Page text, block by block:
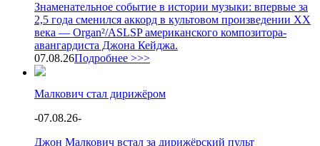
Знаменательное событие в истории музыки: впервые за
2,5 года сменился аккорд в культовом произведении XX
века — Organ²/ASLSP американского композитора-
авангардиста Джона Кейджа.
07.08.26Подробнее >>>
Малкович стал дирижёром
-07.08.26-
Джон Малкович встал за дирижёрский пульт